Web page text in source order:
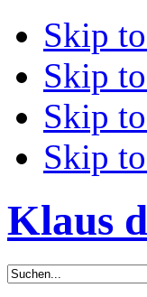
Skip
Skip
Skip
Skip
Klaus